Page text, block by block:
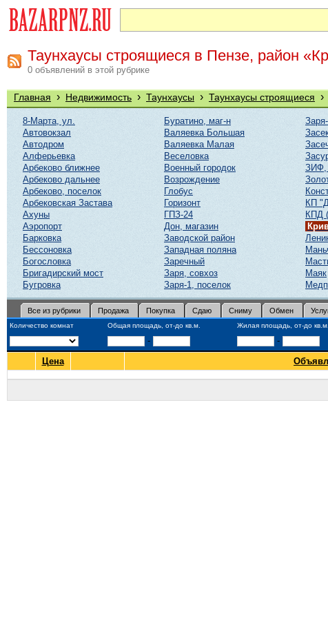
Таунхаусы строящиеся в Пензе, район
0 объявлений в этой рубрике
Главная › Недвижимость › Таунхаусы › Таунхаусы строящиеся ›
8-Марта, ул.
Автовокзал
Автодром
Алферьевка
Арбеково ближнее
Арбеково дальнее
Арбеково, поселок
Арбековская Застава
Ахуны
Аэропорт
Барковка
Бессоновка
Богословка
Бригадирский мост
Бугровка
Буратино, маг-н
Валяевка Большая
Валяевка Малая
Веселовка
Военный городок
Возрождение
Глобус
Горизонт
ГПЗ-24
Дон, магазин
Заводской район
Западная поляна
Заречный
Заря, совхоз
Заря-1, поселок
ЗИФ,
КП
КПД
Маяк
Все из рубрики Продажа Покупка Сдаю Сниму Обмен
Количество комнат Общая площадь, от-до кв.м. Жилая площадь, от-до кв.м.
- -
Цена